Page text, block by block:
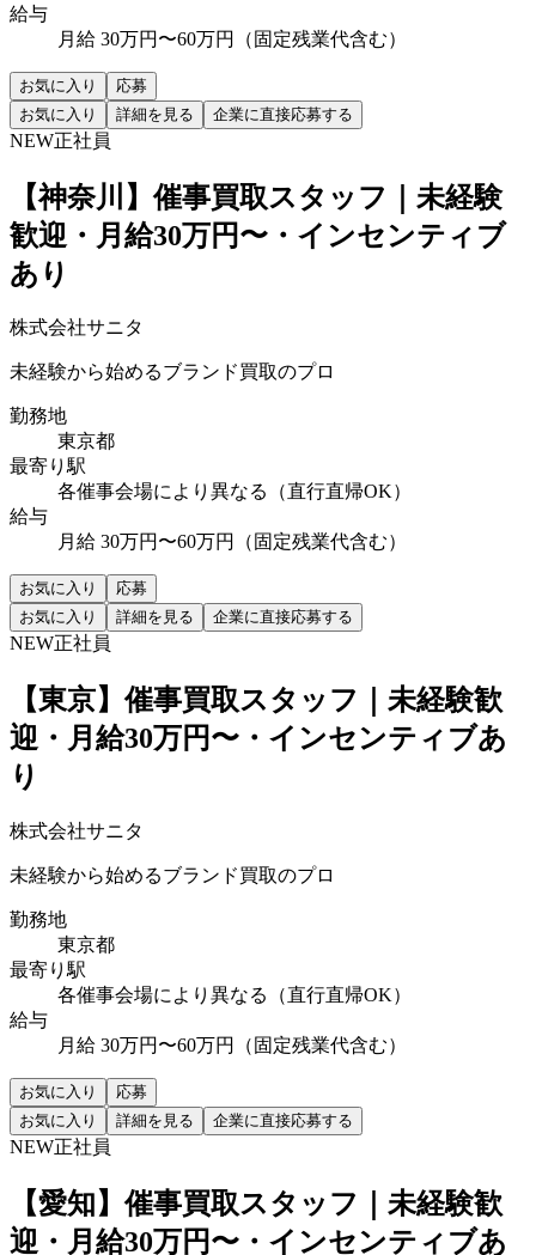
給与
月給 30万円〜60万円（固定残業代含む）
お気に入り
応募
お気に入り
詳細を見る 企業に直接応募する
NEW正社員
【神奈川】催事買取スタッフ｜未経験
歓迎・月給30万円〜・インセンティブ
あり
株式会社サニタ
未経験から始めるブランド買取のプロ
勤務地
東京都
最寄り駅
各催事会場により異なる（直行直帰OK）
給与
月給 30万円〜60万円（固定残業代含む）
お気に入り
応募
お気に入り
詳細を見る 企業に直接応募する
NEW正社員
【東京】催事買取スタッフ｜未経験歓
迎・月給30万円〜・インセンティブあ
り
株式会社サニタ
未経験から始めるブランド買取のプロ
勤務地
東京都
最寄り駅
各催事会場により異なる（直行直帰OK）
給与
月給 30万円〜60万円（固定残業代含む）
お気に入り
応募
お気に入り
詳細を見る 企業に直接応募する
NEW正社員
【愛知】催事買取スタッフ｜未経験歓
迎・月給30万円〜・インセンティブあ